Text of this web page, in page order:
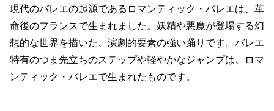
現代のバレエの起源であるロマンティック・バレエは、革
命後のフランスで生まれました。妖精や悪魔が登場する幻
想的な世界を描いた、演劇的要素の強い踊りです。バレエ
特有のつま先立ちのステップや軽やかなジャンプは、ロマ
ンティック・バレエで生まれたものです。